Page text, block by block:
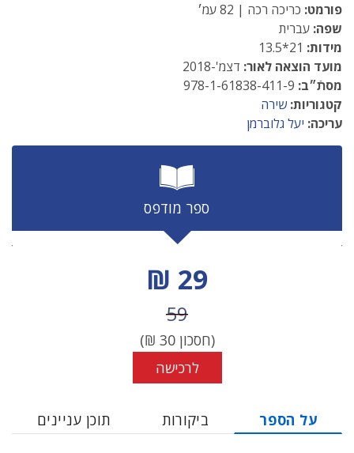
פורמט: כריכה רכה | 82 עמ׳
שפה: עברית
מידות:
מועד הוצאה לאור: דצמ'-2018
מסתֿ״ב:
קטגוריות: שירה
עריכה: יעל גלוברמן
ספר מודפס
מחיר הנחה
29 ₪
מחיר לפני הנחה
59
(חסכון30
₪)
לרכישה
על הספר ביקורות תוכן עניינים